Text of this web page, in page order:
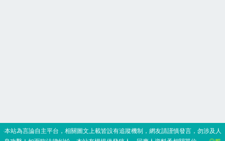
‧本站為言論自主平台，相關圖文上載皆設有追蹤機制，網友請謹慎發言，勿涉及人